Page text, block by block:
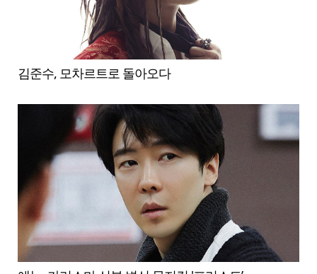
김준수, 모차르트로 돌아오다